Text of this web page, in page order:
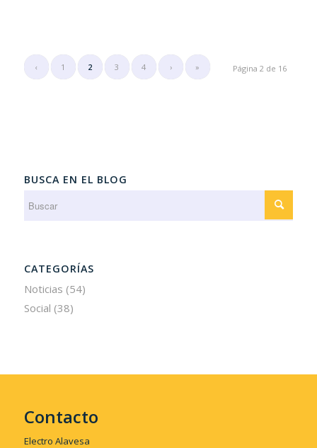
Página 2 de 16
‹ 1 2 3 4 › »
BUSCA EN EL BLOG
CATEGORÍAS
Noticias (54)
Social (38)
Contacto
Electro Alavesa